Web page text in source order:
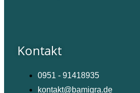
Kontakt
0951 - 91418935
kontakt@bamigra.de